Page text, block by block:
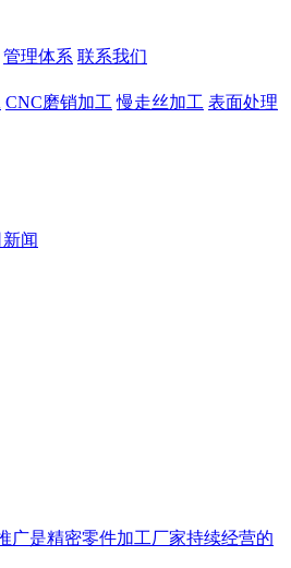
管理体系 联系我们
CNC磨销加工 慢走丝加工 表面处理
闻